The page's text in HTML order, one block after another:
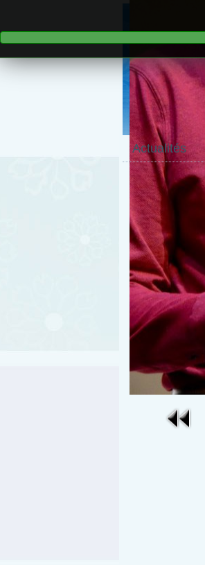
Actualités